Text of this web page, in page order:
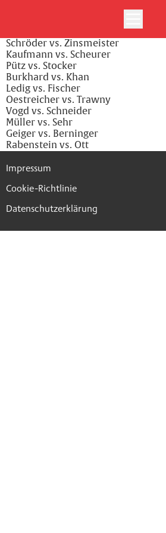
Schröder vs. Zinsmeister
Kaufmann vs. Scheurer
Pütz vs. Stocker
Burkhard vs. Khan
Ledig vs. Fischer
Oestreicher vs. Trawny
Vogd vs. Schneider
Müller vs. Sehr
Geiger vs. Berninger
Rabenstein vs. Ott
Impressum
Cookie-Richtlinie
Datenschutzerklärung